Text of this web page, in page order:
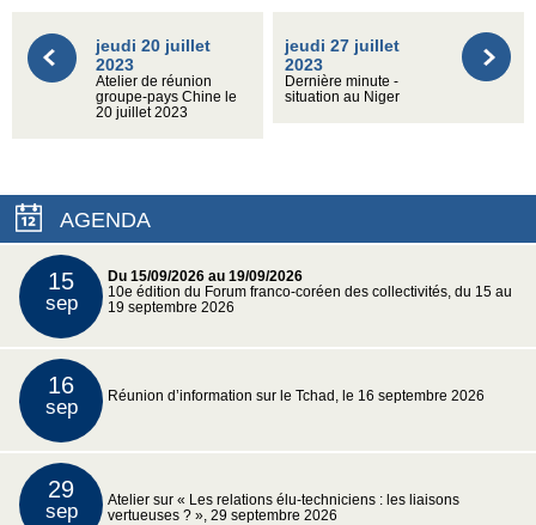
jeudi 20 juillet
2023
Atelier de réunion
groupe-pays Chine le
20 juillet 2023
jeudi 27 juillet
2023
Dernière minute -
situation au Niger
AGENDA
15
sep
Du 15/09/2026 au 19/09/2026
10e édition du Forum franco-coréen des collectivités, du 15 au
19 septembre 2026
16
sep Réunion d’information sur le Tchad, le 16 septembre 2026
29
sep
Atelier sur « Les relations élu-techniciens : les liaisons
vertueuses ? », 29 septembre 2026